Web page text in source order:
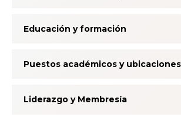
Educación y formación
Puestos académicos y ubicaciones
Liderazgo y Membresía